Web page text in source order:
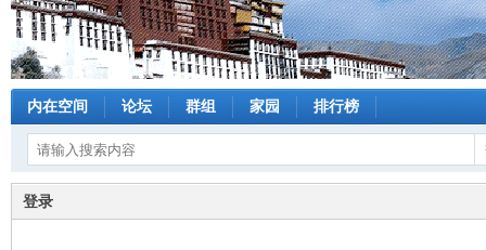
内在空间 论坛 群组 家园 排行榜
登录